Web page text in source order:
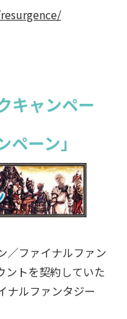
キャンペー
ペーン」
／ファイナルファン
ントを契約していた
ナルファンタジー